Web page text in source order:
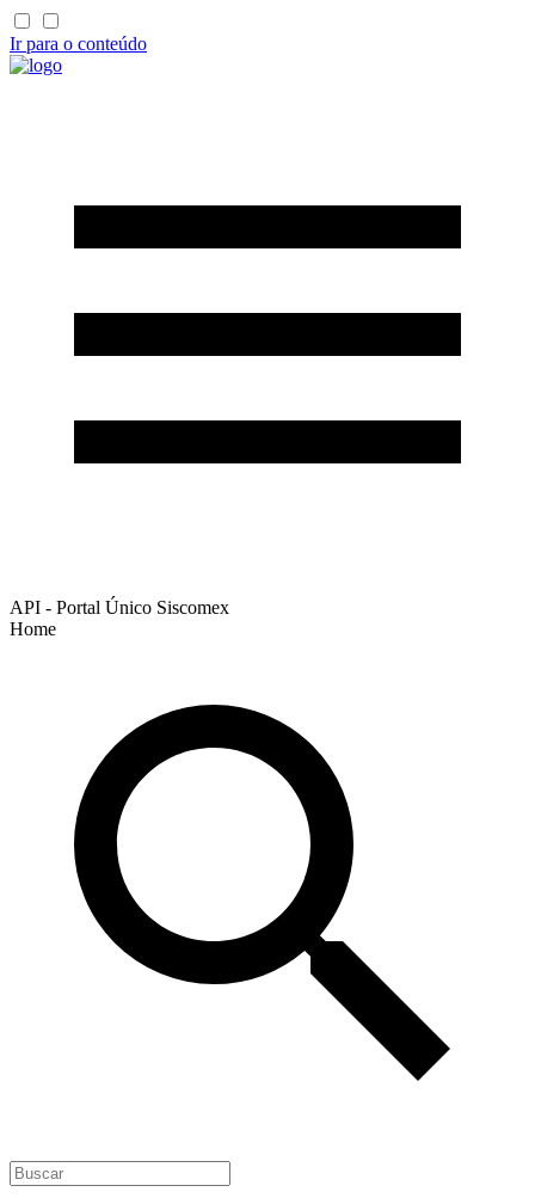
Ir para o conteúdo
API - Portal Único Siscomex
Home